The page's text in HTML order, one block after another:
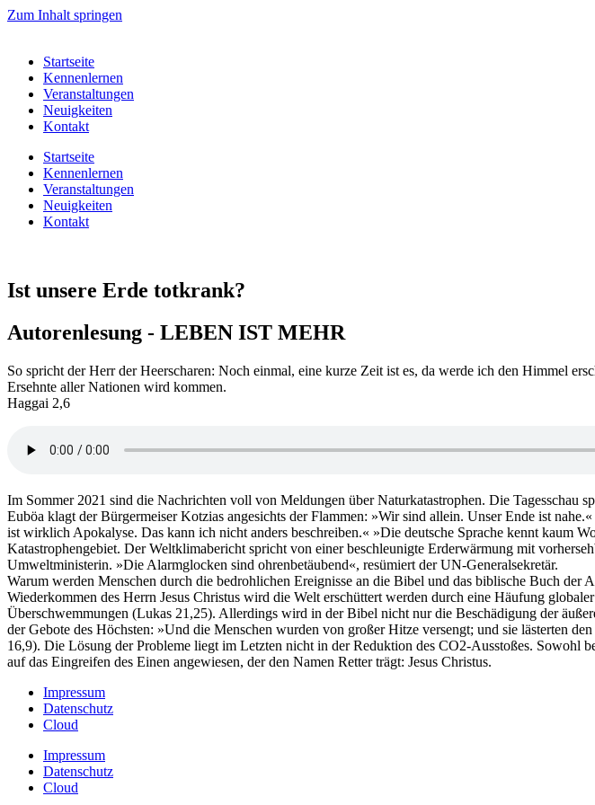
Zum Inhalt springen
Startseite
Kennenlernen
Veranstaltungen
Neuigkeiten
Kontakt
Startseite
Kennenlernen
Veranstaltungen
Neuigkeiten
Kontakt
Ist unsere Erde totkrank?
Autorenlesung - LEBEN IST MEHR
So spricht der Herr der Heerscharen: Noch einmal, eine kurze Zeit ist es, da werde ich den Himmel
Ersehnte aller Nationen wird kommen.
Haggai 2,6
Im Sommer 2021 sind die Nachrichten voll von Meldungen über Naturkatastrophen. Die Tagesschau
Euböa klagt der Bürgermeiser Kotzias angesichts der Flammen: »Wir sind allein. Unser Ende ist
ist wirklich Apokalyse. Das kann ich nicht anders beschreiben.« »Die deutsche Sprache kennt kaum
Katastrophengebiet. Der Weltklimabericht spricht von einer beschleunigte Erderwärmung mit
Umweltministerin. »Die Alarmglocken sind ohrenbetäubend«, resümiert der UN-Generalsekretär.
Warum werden Menschen durch die bedrohlichen Ereignisse an die Bibel und das biblische Buch
Wiederkommen des Herrn Jesus Christus wird die Welt erschüttert werden durch eine Häufung
Überschwemmungen (Lukas 21,25). Allerdings wird in der Bibel nicht nur die Beschädigung der
der Gebote des Höchsten: »Und die Menschen wurden von großer Hitze versengt; und sie lästerten
16,9). Die Lösung der Probleme liegt im Letzten nicht in der Reduktion des CO2-Ausstoßes. Sowohl
auf das Eingreifen des Einen angewiesen, der den Namen Retter trägt: Jesus Christus.
Impressum
Datenschutz
Cloud
Impressum
Datenschutz
Cloud